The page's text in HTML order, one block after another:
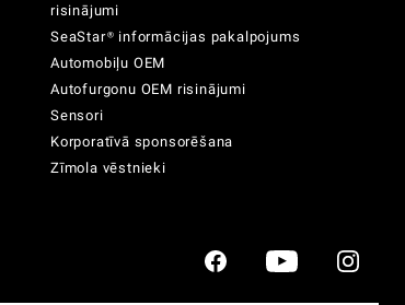
risinājumi
SeaStar® informācijas pakalpojums
Automobiļu OEM
Autofurgonu OEM risinājumi
Sensori
Korporatīvā sponsorēšana
Zīmola vēstnieki